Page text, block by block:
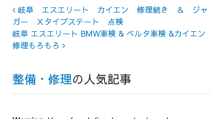
Post navigation
岐阜 エスエリート カイエン 修理続き ＆ ジャ
ガー Ｘタイプステート 点検
岐阜 エスエリート BMW車検 & ベルタ車検 &カイエン
修理もろもろ
整備・修理の人気記事